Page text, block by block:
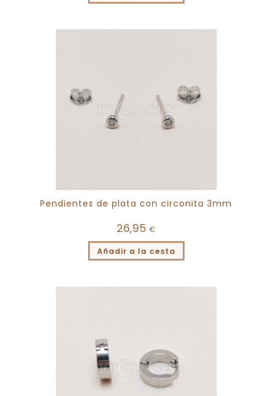
Pendientes de plata con circonita 3mm
26,95 €
Añadir a la cesta